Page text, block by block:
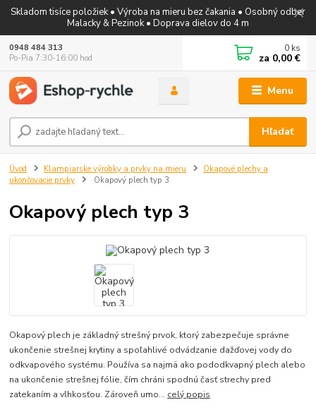
Skladom tisíce položiek • Výroba na mieru bez čakania • Osobný odber
Malacky & Pezinok • Doprava dielov do 4 m
Menu
Hľadať
0948 484 313
Po-Pia 7:30-16:00 hod
0 ks
za 0,00 €
Úvod Klampiarske výrobky a prvky na mieru
Okapové plechy a
ukončovacie prvky
Okapový plech typ 3
Okapový plech typ 3
Okapový plech je základný strešný prvok, ktorý zabezpečuje správne
ukončenie strešnej krytiny a spoľahlivé odvádzanie dažďovej vody do
odkvapového systému. Používa sa najmä ako pododkvapný plech alebo
na ukončenie strešnej fólie, čím chráni spodnú časť strechy pred
zatekaním a vlhkosťou. Zároveň umo... celý popis